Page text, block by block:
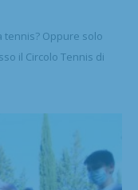
tennis? Oppure solo
il Circolo Tennis di